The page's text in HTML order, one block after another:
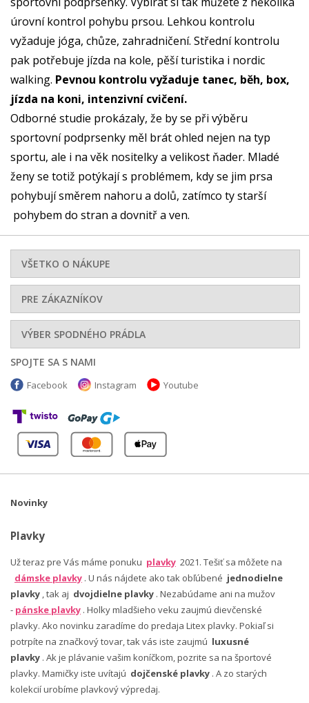
úrovní kontrol pohybu prsou. Lehkou kontrolu
vyžaduje jóga, chůze, zahradničení. Střední kontrolu
pak potřebuje jízda na kole, pěší turistika i nordic
walking. Pevnou kontrolu vyžaduje tanec, běh, box,
jízda na koni, intenzivní cvičení.
Odborné studie prokázaly, že by se při výběru
sportovní podprsenky měl brát ohled nejen na typ
sportu, ale i na věk nositelky a velikost ňader. Mladé
ženy se totiž potýkají s problémem, kdy se jim prsa
pohybují směrem nahoru a dolů, zatímco ty starší
pohybem do stran a dovnitř a ven.
VŠETKO O NÁKUPE
PRE ZÁKAZNÍKOV
VÝBER SPODNÉHO PRÁDLA
SPOJTE SA S NAMI
Facebook Instagram Youtube
Novinky
Plavky
Už teraz pre Vás máme ponuku plavky 2021. Tešiť sa môžete na
dámske plavky . U nás nájdete ako tak obľúbené jednodielne
plavky , tak aj dvojdielne plavky . Nezabúdame ani na mužov
- pánske plavky . Holky mladšieho veku zaujmú dievčenské
plavky. Ako novinku zaradíme do predaja Litex plavky. Pokiaľ si
potrpíte na značkový tovar, tak vás iste zaujmú luxusné
plavky . Ak je plávanie vašim koníčkom, pozrite sa na športové
plavky. Mamičky iste uvítajú dojčenské plavky . A zo starých
kolekcií urobíme plavkový výpredaj.